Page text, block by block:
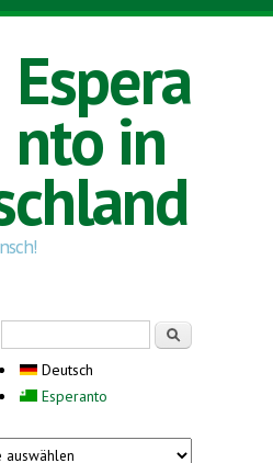
Espera
nto in
Deutsch
Esperanto